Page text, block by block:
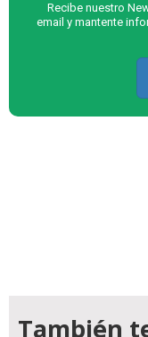
Recibe nuestro
email y mantente
También